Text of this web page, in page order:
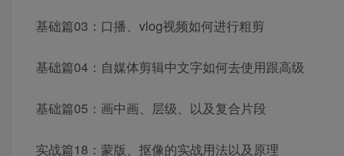
基础篇03：口播、vlog视频如何进行粗剪
基础篇04：自媒体剪辑中文字如何去使用跟高级
基础篇05：画中画、层级、以及复合片段
实战篇18：蒙版、抠像的实战用法以及原理